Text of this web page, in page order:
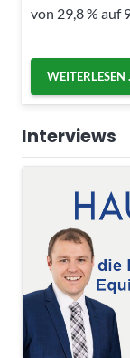
von 29,8 % auf
Interviews